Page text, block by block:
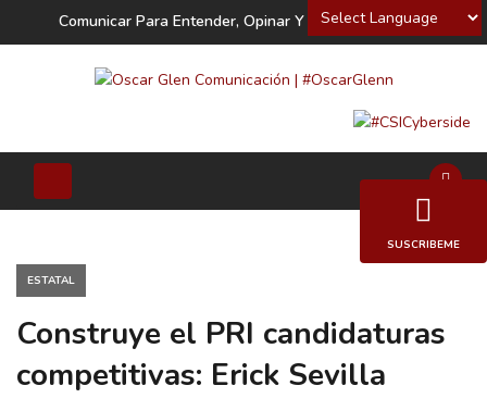
Powered by
Comunicar Para Entender, Opinar Y Decidir
ESTATAL
Construye el PRI candidaturas
competitivas: Erick Sevilla
SUSCRIBEME